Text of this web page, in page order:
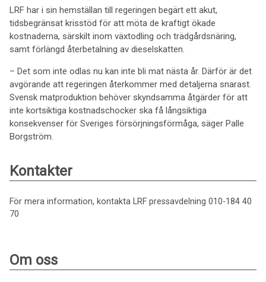
LRF har i sin hemställan till regeringen begärt ett akut,
tidsbegränsat krisstöd för att möta de kraftigt ökade
kostnaderna, särskilt inom växtodling och trädgårdsnäring,
samt förlängd återbetalning av dieselskatten.
– Det som inte odlas nu kan inte bli mat nästa år. Därför är det
avgörande att regeringen återkommer med detaljerna snarast.
Svensk matproduktion behöver skyndsamma åtgärder för att
inte kortsiktiga kostnadschocker ska få långsiktiga
konsekvenser för Sveriges försörjningsförmåga, säger Palle
Borgström.
Kontakter
För mera information, kontakta LRF pressavdelning 010-184 40
70
Om oss